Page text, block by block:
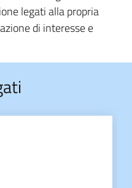
legati alla propria
di interesse e